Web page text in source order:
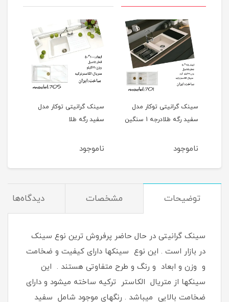
سینک گرانیتی توکار مدل
سفید رگه طلادرجه 1 سنگین
ناموجود
سینک گرانیتی توکار مدل
سفید رگه طلا
ناموجود
توضیحات مشخصات دیدگاه‌ها
سینک گرانیتی در حال حاضر پرفروش ترین نوع سینک
در بازار است . این نوع سینکها دارای کیفیت و ضخامت
و وزن و ابعاد و رنگ و طرح متفاوتی هستند . این
سینکها از متریال الکاستر ترکیه ساخته میشود و دارای
ضخامت بالایی میباشد . رنگهای موجود شامل سفید